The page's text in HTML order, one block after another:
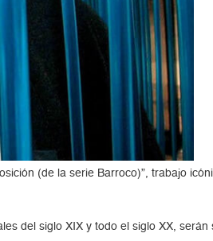
(de la serie Barroco)”, trabajo
del siglo XIX y todo el siglo XX,